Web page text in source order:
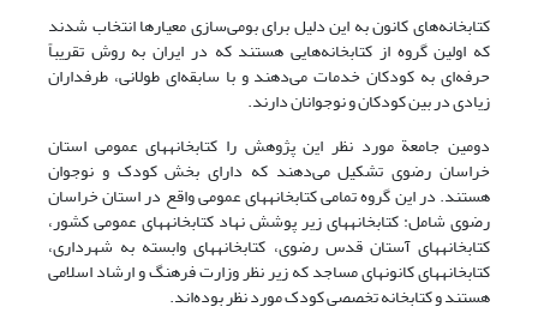
کتابخانه‌های کانون به این دلیل برای بومی‌سازی معیارها انتخاب شدند
که اولین گروه از کتابخانه‌هایی هستند که در ایران به روش تقریباً
حرفه‌ای به کودکان خدمات می‌دهند و با سابقه‌ای طولانی، طرفداران
زیادی در بین کودکان و نوجوانان دارند.
دومین جامعة مورد نظر این پژوهش را کتابخانه‎های ‎عمومی استان
خراسان رضوی تشکیل می‌دهند که دارای بخش کودک و نوجوان
هستند. در این گروه تمامی کتابخانه‎های ‎عمومی واقع در استان خراسان
رضوی شامل: کتابخانه‎های ‎زیر پوشش نهاد کتابخانه‎های ‎عمومی کشور،
کتابخانه‎های ‎آستان قدس رضوی، کتابخانه‎های‎ وابسته به شهرداری،
کتابخانه‎های ‎کانون‎های ‎مساجد که زیر نظر وزارت فرهنگ و ارشاد اسلامی
هستند و کتابخانه تخصصی کودک مورد نظر بوده‌اند.